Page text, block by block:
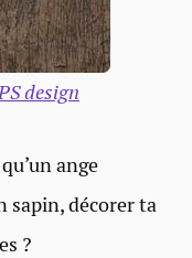
design
ange
sapin, décorer ta
?